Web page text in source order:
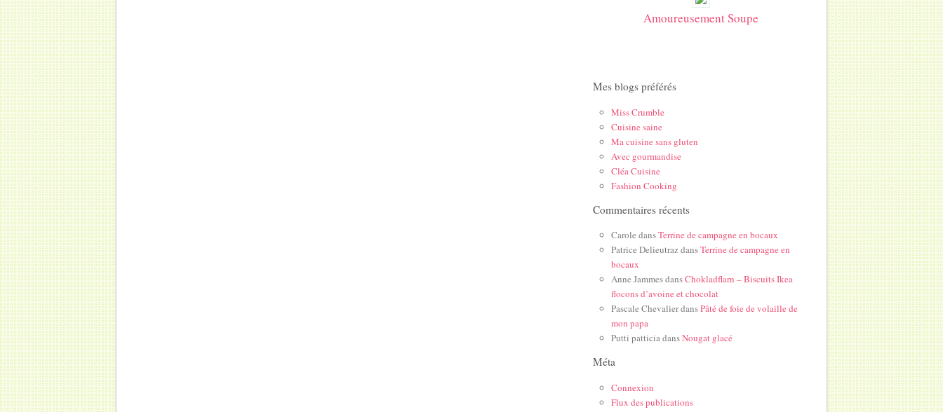
Amoureusement Soupe
Mes blogs préférés
Miss Crumble
Cuisine saine
Ma cuisine sans gluten
Avec gourmandise
Cléa Cuisine
Fashion Cooking
Commentaires récents
Carole dansTerrine de campagne en bocaux
Patrice DelieutrazdansTerrine de campagne en
bocaux
Anne JammesdansChokladflarn – Biscuits Ikea
flocons d’avoine et chocolat
Pascale ChevalierdansPâté de foie de volaille de
mon papa
Putti patticiadansNougat glacé
Méta
Connexion
Flux des publications